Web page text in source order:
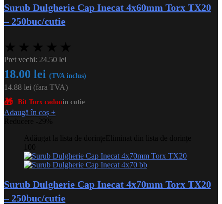
Surub Dulgherie Cap Inecat 4x60mm Torx TX20
– 250buc/cutie
★ ★ ★ ★ ★
Pret vechi: 24.50lei
18.00 lei (TVA inclus)
14.88 lei (fara TVA)
🎁 Bit Torx cadouin cutie
Adaugă în coș +
Reducere -29%
Adăugat la lista de dorințeEliminat din lista de dorințe
100
Surub Dulgherie Cap Inecat 4x70mm Torx TX20
– 250buc/cutie